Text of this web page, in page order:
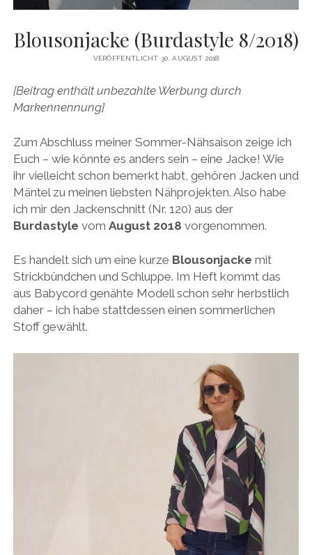
Blousonjacke (Burdastyle 8/2018)
VERÖFFENTLICHT 30. AUGUST 2018
[Beitrag enthält unbezahlte Werbung durch
Markennennung]
Zum Abschluss meiner Sommer-Nähsaison zeige ich
Euch – wie könnte es anders sein – eine Jacke! Wie
ihr vielleicht schon bemerkt habt, gehören Jacken und
Mäntel zu meinen liebsten Nähprojekten. Also habe
ich mir den Jackenschnitt (Nr. 120) aus der
Burdastyle vom August 2018 vorgenommen.
Es handelt sich um eine kurze Blousonjacke mit
Strickbündchen und Schluppe. Im Heft kommt das
aus Babycord genähte Modell schon sehr herbstlich
daher – ich habe stattdessen einen sommerlichen
Stoff gewählt.